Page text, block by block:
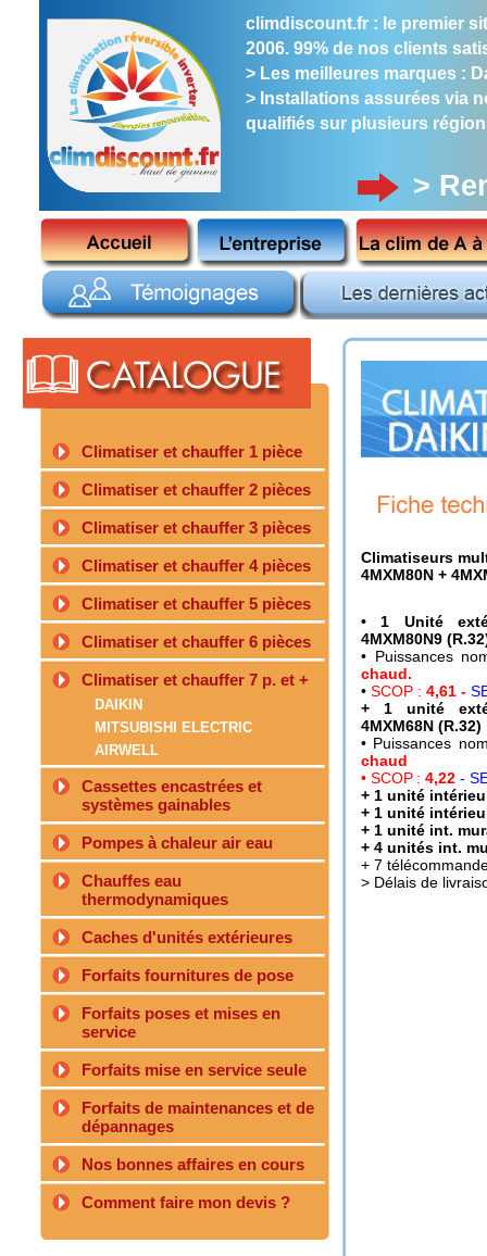
climdiscount.fr : le premier
2006. 99% de nos clients
> Les meilleures marques :
> Installations assurées via
qualifiés sur plusieurs
>
Climatiser et chauffer 1 pièce
Climatiser et chauffer 2 pièces
Climatiser et chauffer 3 pièces
Climatiser et chauffer 4 pièces
Climatiser et chauffer 5 pièces
Climatiser et chauffer 6 pièces
Climatiser et chauffer 7 p. et +
DAIKIN
MITSUBISHI ELECTRIC
AIRWELL
Cassettes encastrées et
systèmes gainables
Pompes à chaleur air eau
Chauffes eau
thermodynamiques
Caches d'unités extérieures
Forfaits fournitures de pose
Forfaits poses et mises en
service
Forfaits mise en service seule
Forfaits de maintenances et de
dépannages
Nos bonnes affaires en cours
Comment faire mon devis ?
Climatiseurs
4MXM80N +
• 1 Unité
4MXM80N9
• Puissances
chaud.
• SCOP : 4,61 -
+ 1 unité
4MXM68N (R.32)
• Puissances
chaud
• SCOP : 4,22 -
+ 1 unité
+ 1 unité
+ 1 unité int.
+ 4 unités int.
+ 7
> Délais de